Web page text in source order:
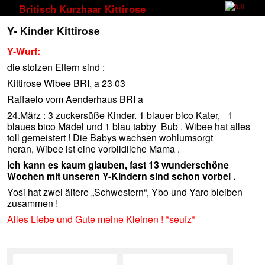
Zum Inhalt wechseln
Zum sekundären Inhalt wechseln
Britisch Kurzhaar Kittirose
Y- Kinder Kittirose
Y-Wurf:
die stolzen Eltern sind :
Kittirose Wibee BRI, a 23 03
Raffaelo vom Aenderhaus BRI a
24.März : 3 zuckersüße Kinder. 1 blauer bico Kater, 1
blaues bico Mädel und 1 blau tabby Bub . Wibee hat alles
toll gemeistert ! Die Babys wachsen wohlumsorgt
heran, Wibee ist eine vorbildliche Mama .
Ich kann es kaum glauben, fast 13 wunderschöne
Wochen mit unseren Y-Kindern sind schon vorbei .
Yosi hat zwei ältere „Schwestern“, Ybo und Yaro bleiben
zusammen !
Alles Liebe und Gute meine Kleinen ! *seufz*